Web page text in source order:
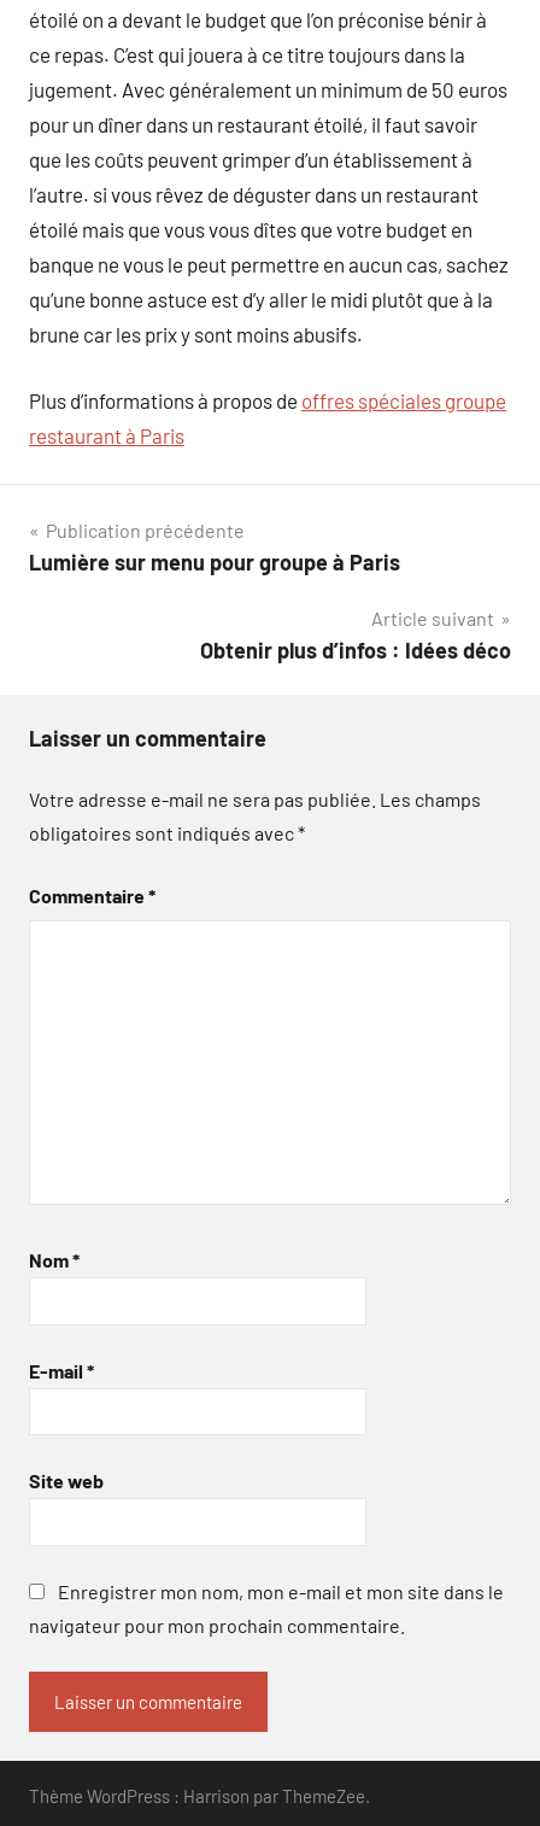
étoilé on a devant le budget que l’on préconise bénir à
ce repas. C’est qui jouera à ce titre toujours dans la
jugement. Avec généralement un minimum de 50 euros
pour un dîner dans un restaurant étoilé, il faut savoir
que les coûts peuvent grimper d’un établissement à
l’autre. si vous rêvez de déguster dans un restaurant
étoilé mais que vous vous dîtes que votre budget en
banque ne vous le peut permettre en aucun cas, sachez
qu’une bonne astuce est d’y aller le midi plutôt que à la
brune car les prix y sont moins abusifs.
Plus d’informations à propos de offres spéciales groupe
restaurant à Paris
Navigation
de
Publication précédente
Lumière sur menu pour groupe à Paris
Article suivant
Obtenir plus d’infos : Idées déco
Laisser un commentaire
Votre adresse e-mail ne sera pas publiée. Les champs
obligatoires sont indiqués avec*
Commentaire*
Nom*
E-mail *
Site web
Enregistrer mon nom, mon e-mail et mon site dans le
navigateur pour mon prochain commentaire.
Thème WordPress : Harrison par ThemeZee.